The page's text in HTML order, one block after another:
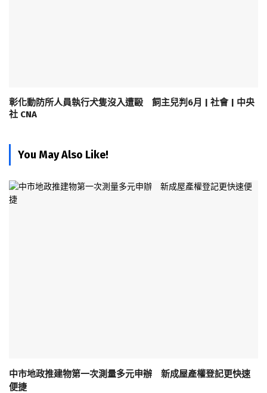
彰化動防所人員執行犬隻沒入遭毆 飼主兒判6月 | 社會 | 中央
社 CNA
You May Also Like!
中市地政推建物第一次測量多元申辦 新成屋產權登記更快速
便捷